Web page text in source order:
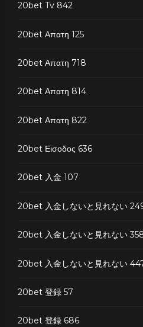
20bet Tv 842
20bet Απατη 125
20bet Απατη 718
20bet Απατη 814
20bet Απατη 822
20bet Εισοδος 636
20bet 入金 107
20bet 入金しないと見れない
20bet 入金しないと見れない
20bet 入金しないと見れない
20bet 登録 57
20bet 登録 686